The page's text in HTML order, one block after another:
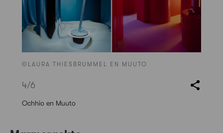
©LAURA THIESBRUMMEL EN MUUTO
4/6
Ochhio en Muuto